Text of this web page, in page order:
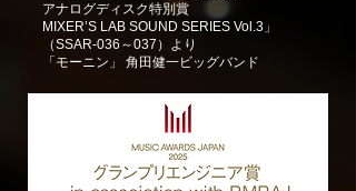
アナログディスク特別賞
MIXER’S LAB SOUND SERIES Vol.3」
（SSAR-036～037）より
「モーニン」 角田健一ビッグバンド